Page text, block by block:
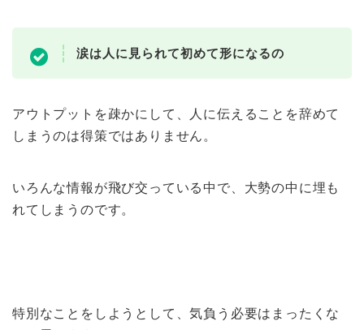
涙は人に見られて初めて形になるの
アウトプットを疎かにして、人に伝えることを辞めて
しまうのは得策ではありません。
いろんな情報が飛び交っている中で、大勢の中に埋も
れてしまうのです。
特別なことをしようとして、気負う必要はまったくな